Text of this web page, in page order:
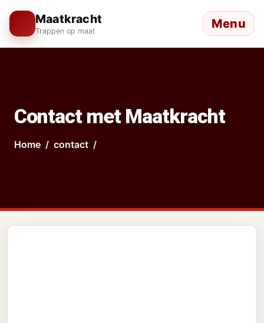
Maatkracht
Trappen op maat Menu
Contact met Maatkracht
Home contact